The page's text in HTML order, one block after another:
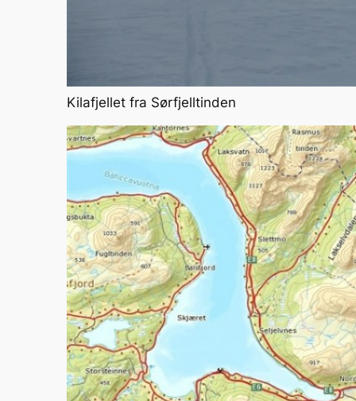
Kilafjellet fra Sørfjelltinden